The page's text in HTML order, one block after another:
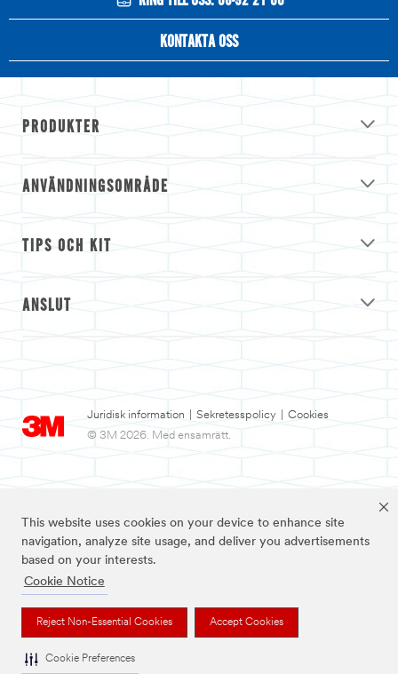
This website uses cookies on your device to enhance site
navigation, analyze site usage, and deliver you advertisements
based on your interests.
Cookie Notice
Reject Non-Essential Cookies Accept Cookies
Cookie Preferences
KONTAKTA OSS
PRODUKTER
ANVÄNDNINGSOMRÅDE
TIPS OCH KIT
ANSLUT
Juridisk information Sekretesspolicy
Cookies
© 3M 2026. Med ensamrätt.
3M och Nexcare™ är varumärken som tillhör 3M.